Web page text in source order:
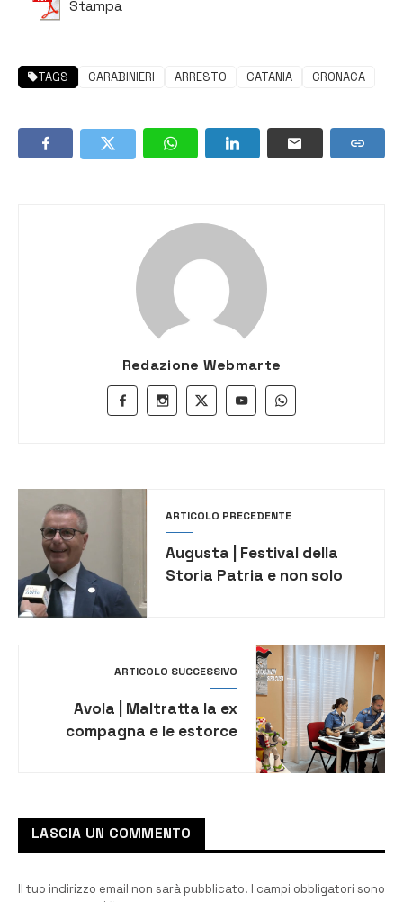
Stampa
TAGS CARABINIERI ARRESTO CATANIA CRONACA
Redazione Webmarte
ARTICOLO PRECEDENTE
Augusta | Festival della
Storia Patria e non solo
ARTICOLO SUCCESSIVO
Avola | Maltratta la ex
compagna e le estorce
LASCIA UN COMMENTO
Il tuo indirizzo email non sarà pubblicato. I campi obbligatori sono